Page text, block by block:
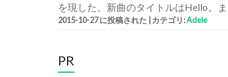
を現した。新曲のタイトルはHello。ま
2015-10-27 に投稿された カテゴリ:Adele
PR